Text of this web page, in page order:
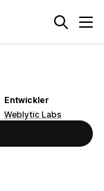
Entwickler
Weblytic Labs